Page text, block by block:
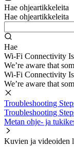
Hae ohjeartikkeleita
Hae ohjeartikkeleita
Hae
Wi-Fi Connectivity
We’re aware that
Wi-Fi Connectivity
We’re aware that
Troubleshooting
Troubleshooting
Metan ohje- ja
Kuvien ja videoiden